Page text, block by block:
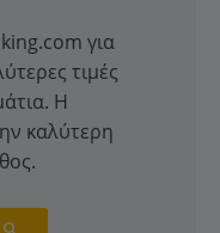
για
τιμές
Η
καλύτερη